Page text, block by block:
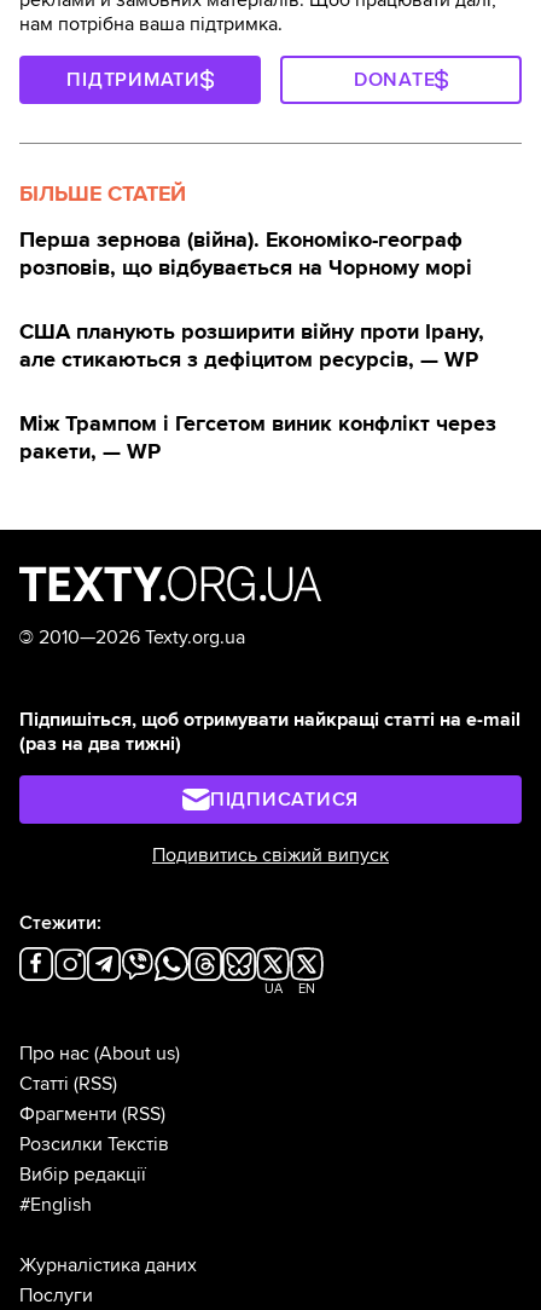
нам потрібна ваша підтримка.
ПІДТРИМАТИ DONATE
БІЛЬШЕ СТАТЕЙ
Перша зернова (війна). Економіко-географ
розповів, що відбувається на Чорному морі
США планують розширити війну проти Ірану,
але стикаються з дефіцитом ресурсів, — WP
Між Трампом і Гегсетом виник конфлікт через
ракети, — WP
© 2010—2026 Texty.org.ua
Підпишіться, щоб отримувати найкращі статті на e-mail
(раз на два тижні)
ПІДПИСАТИСЯ
Подивитись свіжий випуск
Стежити:
UA EN
Про нас (About us)
Статті (RSS)
Фрагменти (RSS)
Розсилки Текстів
Вибір редакції
#English
Журналістика даних
Послуги